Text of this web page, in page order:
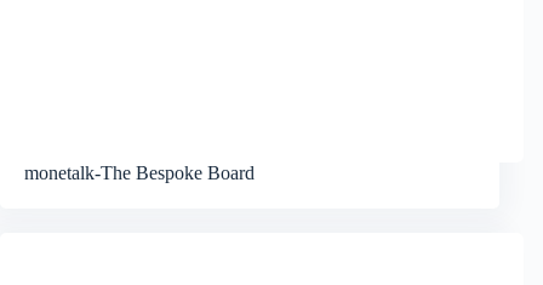
monetalk-The Bespoke Board